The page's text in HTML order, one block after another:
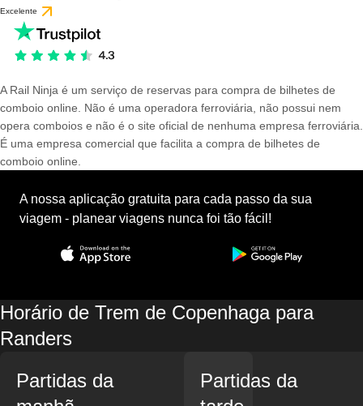
Excelente
A Rail Ninja é um serviço de reservas para compra de bilhetes de
comboio online. Não é uma operadora ferroviária, não possui nem
opera comboios e não é o site oficial de nenhuma empresa ferroviária.
É uma empresa comercial que facilita a compra de bilhetes de
comboio online.
A nossa aplicação gratuita para cada passo da sua
viagem - planear viagens nunca foi tão fácil!
Horário de Trem de Copenhaga para
Randers
Partidas da
Partidas da